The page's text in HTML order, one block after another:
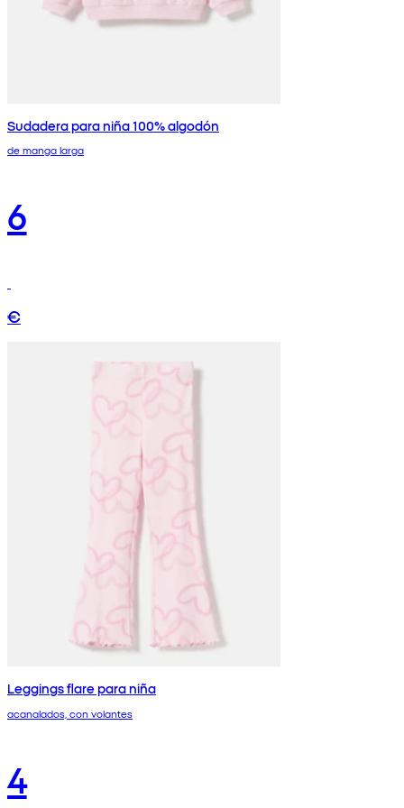
Sudadera para niña 100% algodón
de manga larga
6
€
Leggings flare para niña
acanalados, con volantes
4